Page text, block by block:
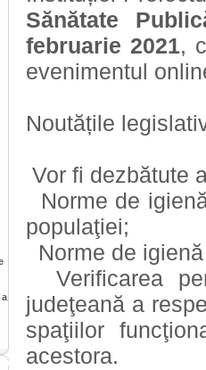
Sănătate
februarie 2021,
evenimentul
Noutățile
Vor fi dezbătute
Norme de
populaţiei;
Norme de
Verificarea
judeţeană a
spaţiilor
acestora.